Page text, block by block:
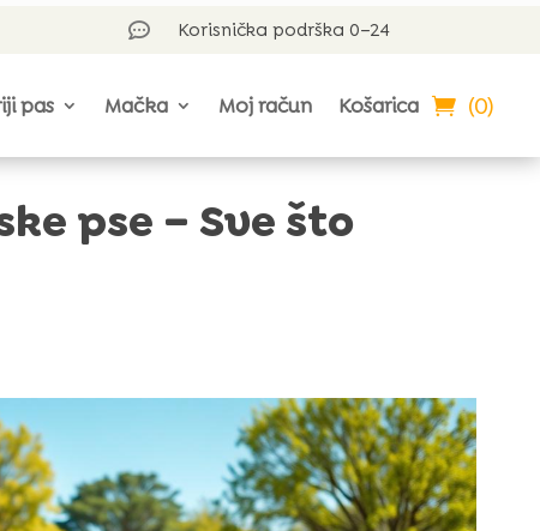
 Korisnička podrška 0–24
pas Mačka Moj račun Košarica (0)
pse – Sve što